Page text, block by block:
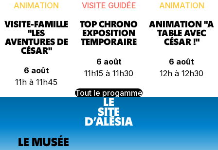
ANIMATION
VISITE-FAMILLE
"LES
AVENTURES DE
CÉSAR"
6 août
11h à 11h45
VISITE GUIDÉE
TOP CHRONO
EXPOSITION
TEMPORAIRE
6 août
11h15 à 11h30
ANIMATION
ANIMATION "A
TABLE AVEC
CÉSAR !"
6 août
12h à 12h30
Tout le progamme
LE
SITE
D’ALESIA
LE MUSÉE